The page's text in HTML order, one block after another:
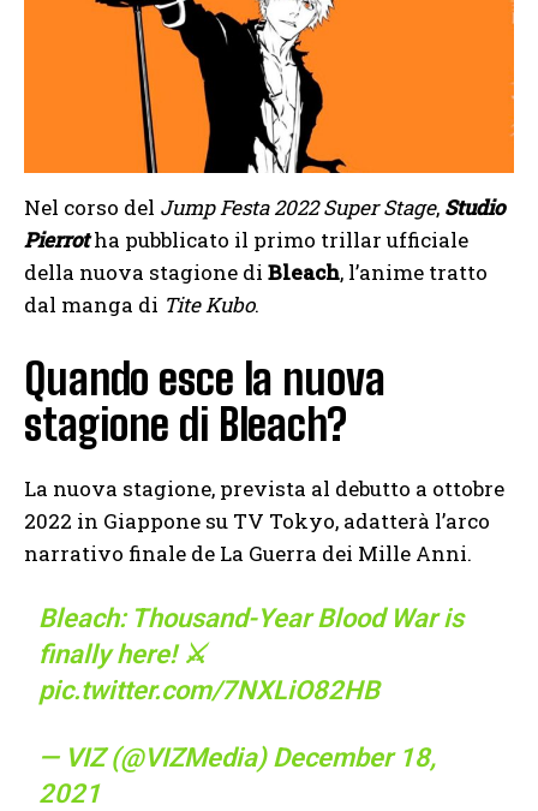
Nel corso del Jump Festa 2022 Super Stage, Studio
Pierrotha pubblicato il primo trillar ufficiale
della nuova stagione di Bleach, l’anime tratto
dal manga di Tite Kubo.
Quando esce la nuova
stagione di Bleach?
La nuova stagione, prevista al debutto a ottobre
2022 in Giappone su TV Tokyo, adatterà l’arco
narrativo finale de La Guerra dei Mille Anni.
Bleach: Thousand-Year Blood War is
finally here! ⚔️
pic.twitter.com/7NXLiO82HB
— VIZ (@VIZMedia) December 18,
2021